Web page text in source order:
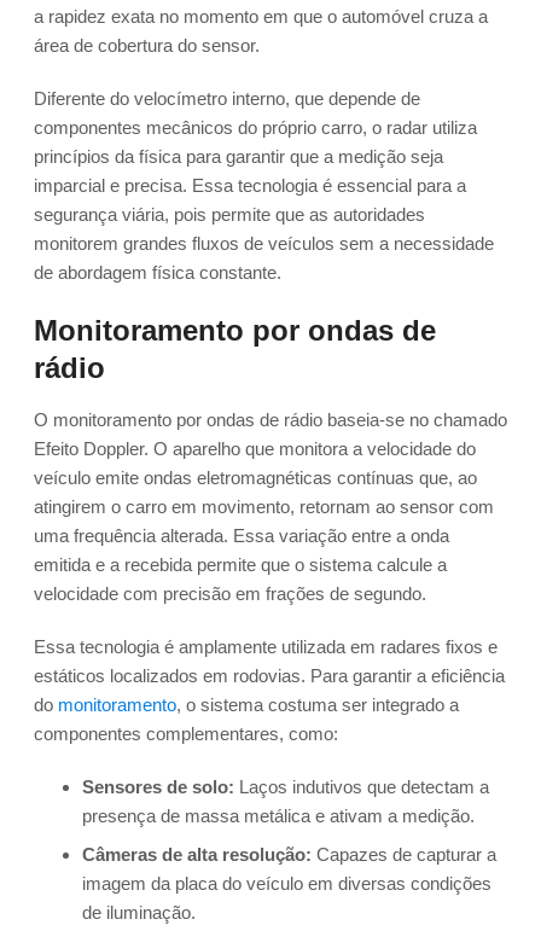
a rapidez exata no momento em que o automóvel cruza a
área de cobertura do sensor.
Diferente do velocímetro interno, que depende de
componentes mecânicos do próprio carro, o radar utiliza
princípios da física para garantir que a medição seja
imparcial e precisa. Essa tecnologia é essencial para a
segurança viária, pois permite que as autoridades
monitorem grandes fluxos de veículos sem a necessidade
de abordagem física constante.
Monitoramento por ondas de
rádio
O monitoramento por ondas de rádio baseia-se no chamado
Efeito Doppler. O aparelho que monitora a velocidade do
veículo emite ondas eletromagnéticas contínuas que, ao
atingirem o carro em movimento, retornam ao sensor com
uma frequência alterada. Essa variação entre a onda
emitida e a recebida permite que o sistema calcule a
velocidade com precisão em frações de segundo.
Essa tecnologia é amplamente utilizada em radares fixos e
estáticos localizados em rodovias. Para garantir a eficiência
do monitoramento, o sistema costuma ser integrado a
componentes complementares, como:
Sensores de solo: Laços indutivos que detectam a
presença de massa metálica e ativam a medição.
Câmeras de alta resolução: Capazes de capturar a
imagem da placa do veículo em diversas condições
de iluminação.